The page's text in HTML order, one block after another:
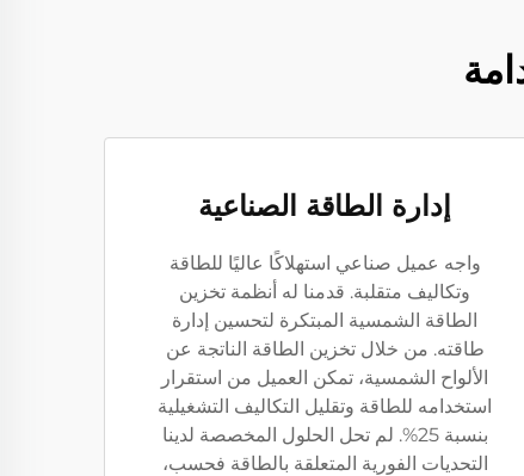
إدارة الطاقة الصناعية
واجه عميل صناعي استهلاكًا عاليًا للطاقة
وتكاليف متقلبة. قدمنا له أنظمة تخزين
الطاقة الشمسية المبتكرة لتحسين إدارة
طاقته. من خلال تخزين الطاقة الناتجة عن
الألواح الشمسية، تمكن العميل من استقرار
استخدامه للطاقة وتقليل التكاليف التشغيلية
بنسبة 25%. لم تحل الحلول المخصصة لدينا
التحديات الفورية المتعلقة بالطاقة فحسب،